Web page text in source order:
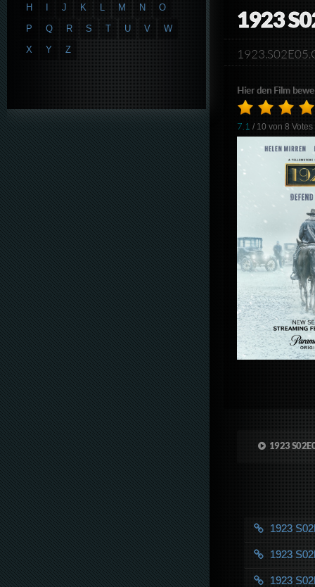
1923
Hier den Film
7.1 / 10 von8 Votes
1923
1923
1923
1923
H
I J K L M N
O
P
Q R S T U V
W
X
Y Z